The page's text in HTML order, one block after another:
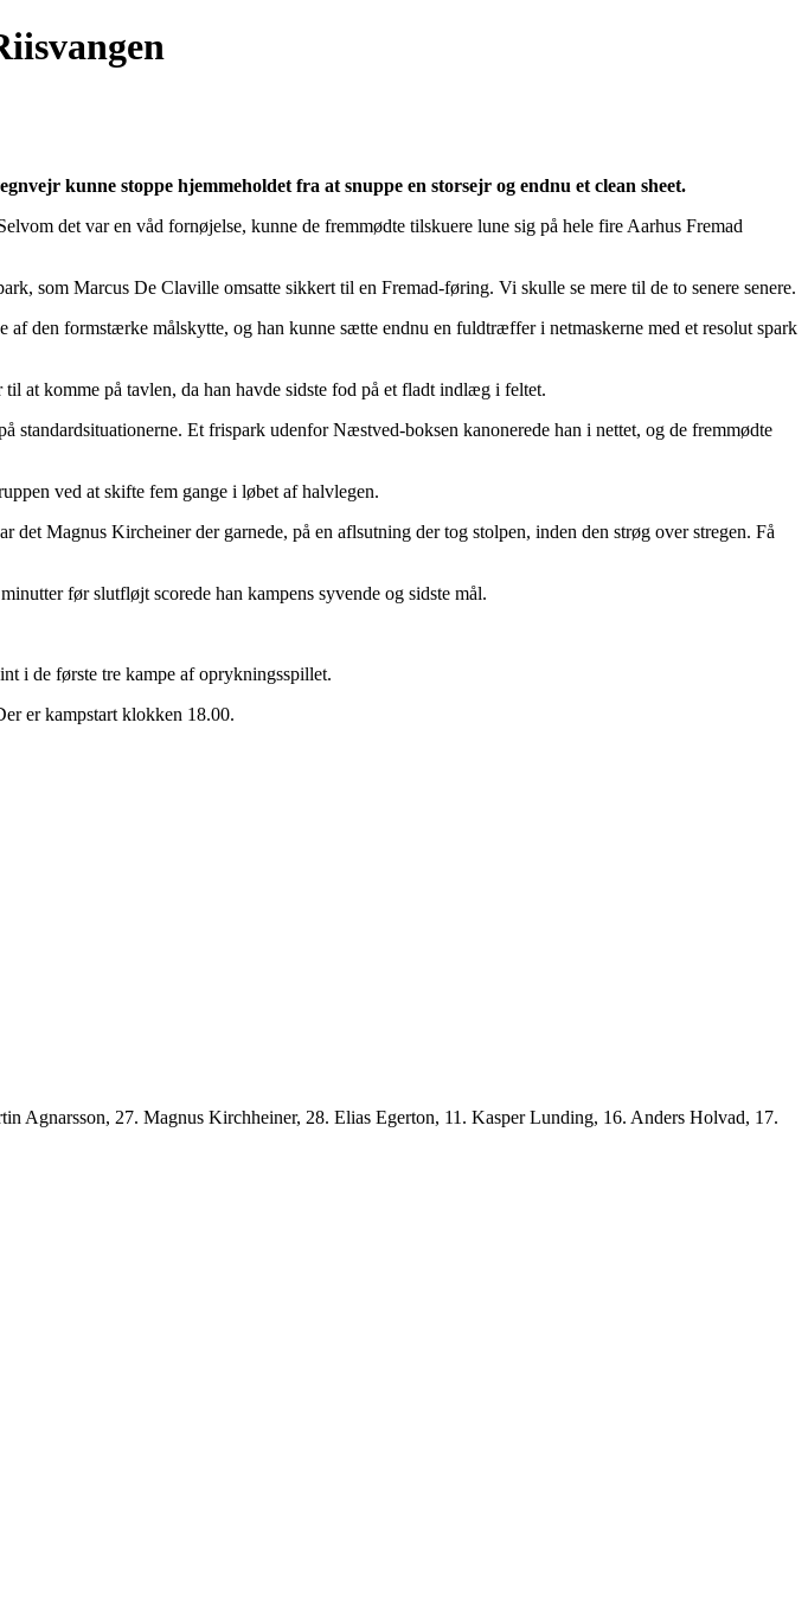
kunne stoppe hjemmeholdet fra at snuppe en storsejr og endnu et clean sheet.
det var en våd fornøjelse, kunne de fremmødte tilskuere lune sig på hele fire Aarhus Fremad
som Marcus De Claville omsatte sikkert til en Fremad-føring. Vi skulle se mere til de to senere senere.
den formstærke målskytte, og han kunne sætte endnu en fuldtræffer i netmaskerne med et resolut spark
at komme på tavlen, da han havde sidste fod på et fladt indlæg i feltet.
Et frispark udenfor Næstved-boksen kanonerede han i nettet, og de fremmødte
ved at skifte fem gange i løbet af halvlegen.
Magnus Kircheiner der garnede, på en aflsutning der tog stolpen, inden den strøg over stregen. Få
før slutfløjt scorede han kampens syvende og sidste mål.
i de første tre kampe af oprykningsspillet.
er kampstart klokken 18.00.
27. Magnus Kirchheiner, 28. Elias Egerton, 11. Kasper Lunding, 16. Anders Holvad, 17.